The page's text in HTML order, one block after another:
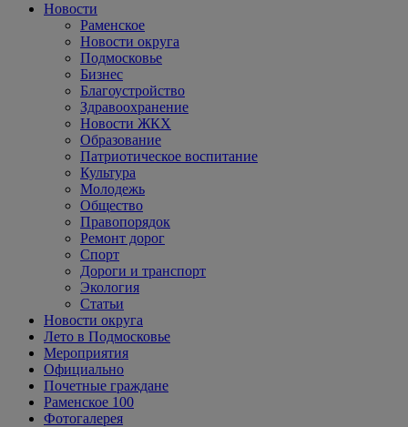
Новости
Раменское
Новости округа
Подмосковье
Бизнес
Благоустройство
Здравоохранение
Новости ЖКХ
Образование
Патриотическое воспитание
Культура
Молодежь
Общество
Правопорядок
Ремонт дорог
Спорт
Дороги и транспорт
Экология
Статьи
Новости округа
Лето в Подмосковье
Мероприятия
Официально
Почетные граждане
Раменское 100
Фотогалерея